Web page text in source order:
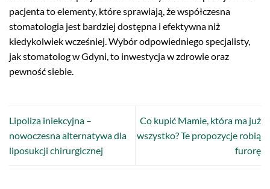
pacjenta to elementy, które sprawiają, że współczesna
stomatologia jest bardziej dostępna i efektywna niż
kiedykolwiek wcześniej. Wybór odpowiedniego specjalisty,
jak stomatolog w Gdyni, to inwestycja w zdrowie oraz
pewność siebie.
Lipoliza iniekcyjna –
nowoczesna alternatywa dla
liposukcji chirurgicznej
Co kupić Mamie, która ma już
wszystko? Te propozycje robią
furorę